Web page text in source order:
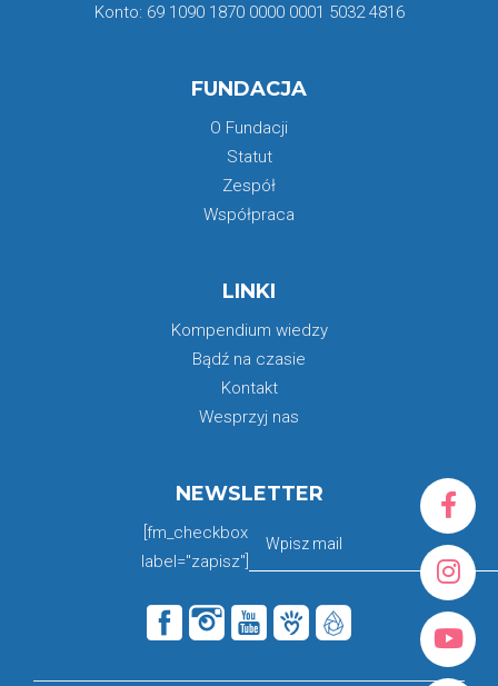
Konto: 69 1090 1870 0000 0001 5032 4816
FUNDACJA
O Fundacji
Statut
Zespół
Współpraca
LINKI
Kompendium wiedzy
Bądź na czasie
Kontakt
Wesprzyj nas
NEWSLETTER
[fm_checkbox
label="zapisz"]